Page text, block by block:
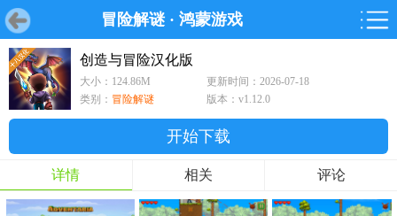
冒险解谜· 鸿蒙游戏
首页 游戏 软件
首页 游戏 软件 鸿蒙
游戏
鸿蒙
软件
专题
创造与冒险汉化版
大小：124.86M
更新时间：2026-07-18
类别： 冒险解谜 版本：v1.12.0
开始下载
详情 相关 评论